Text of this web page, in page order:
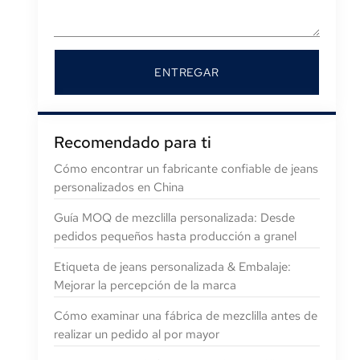
ENTREGAR
Recomendado para ti
Cómo encontrar un fabricante confiable de jeans
personalizados en China
Guía MOQ de mezclilla personalizada: Desde
pedidos pequeños hasta producción a granel
Etiqueta de jeans personalizada & Embalaje:
Mejorar la percepción de la marca
Cómo examinar una fábrica de mezclilla antes de
realizar un pedido al por mayor